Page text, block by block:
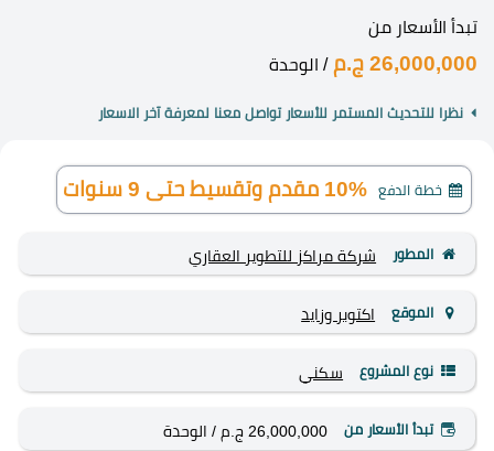
تبدأ الأسعار من
26,000,000 ج.م / الوحدة
نظرا للتحديث المستمر للأسعار تواصل معنا لمعرفة آخر الاسعار
خطة الدفع 10% مقدم وتقسيط حتى 9 سنوات
المطور شركة مراكز للتطوير العقاري
الموقع اكتوبر وزايد
نوع المشروع سكني
تبدأ الأسعار من 26,000,000 ج.م / الوحدة